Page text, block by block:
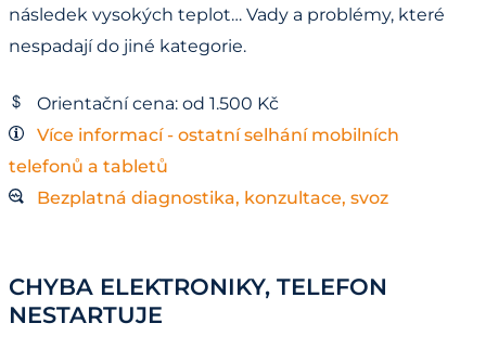
následek vysokých teplot… Vady a problémy, které
nespadají do jiné kategorie.
Orientační cena: od 1.500 Kč
Více informací - ostatní selhání mobilních
telefonů a tabletů
Bezplatná diagnostika, konzultace, svoz
CHYBA ELEKTRONIKY, TELEFON
NESTARTUJE